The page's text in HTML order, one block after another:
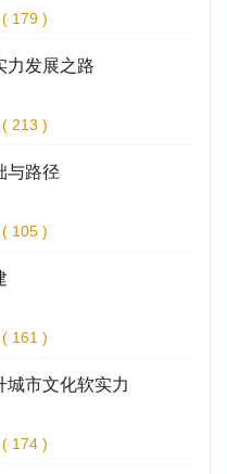
( 179 )
力发展之路
( 213 )
与路径
( 105 )
( 161 )
城市文化软实力
( 174 )